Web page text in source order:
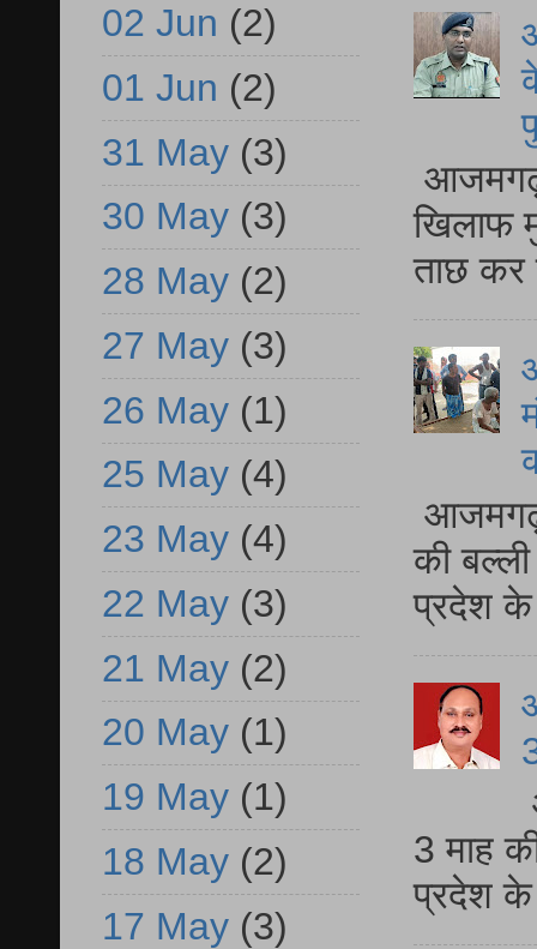
आजमगढ़
खिलाफ
ताछ कर
आजमगढ़
की
प्रदेश
3 माह
प्रदेश
02 Jun (2)
01 Jun (2)
31 May (3)
30 May (3)
28 May (2)
27 May (3)
26 May (1)
25 May (4)
23 May (4)
22 May (3)
21 May (2)
20 May (1)
19 May (1)
18 May (2)
17 May (3)